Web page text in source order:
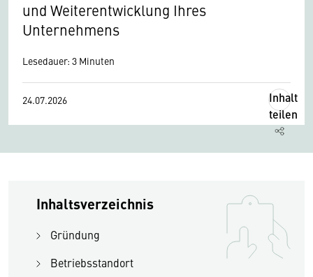
und Weiterentwicklung Ihres
Unternehmens
Lesedauer: 3 Minuten
24.07.2026
Inhalt
teilen
Inhaltsverzeichnis
Gründung
Betriebsstandort